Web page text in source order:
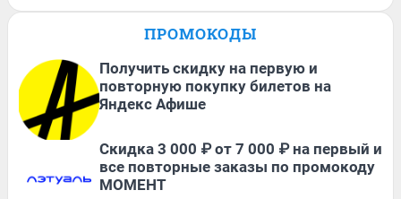
ПРОМОКОДЫ
Получить скидку на первую и
повторную покупку билетов на
Яндекс Афише
Скидка 3 000 ₽ от 7 000 ₽ на первый и
все повторные заказы по промокоду
МОМЕНТ